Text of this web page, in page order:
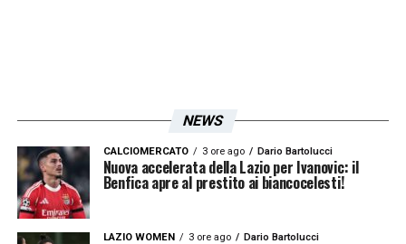
NEWS
CALCIOMERCATO 3 ore ago Dario Bartolucci
Nuova accelerata della Lazio per Ivanovic: il
Benfica apre al prestito ai biancocelesti!
LAZIO WOMEN 3 ore ago Dario Bartolucci